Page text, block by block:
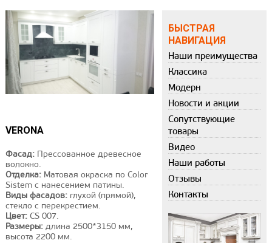
VERONA
Фасад:Прессованное древесное
волокно.
Отделка:Матовая окраска по Color
Sistem с нанесением патины.
Виды фасадов:глухой (прямой),
стекло с перекрестием.
Цвет:CS 007.
Размеры:длина 2500*3150 мм,
высота 2200 мм.
БЫСТРАЯ
НАВИГАЦИЯ
Наши преимущества
Классика
Модерн
Новости и акции
Сопутствующие
товары
Видео
Наши работы
Отзывы
Контакты